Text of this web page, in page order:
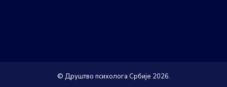
© Друштво психолога Србије 2026.